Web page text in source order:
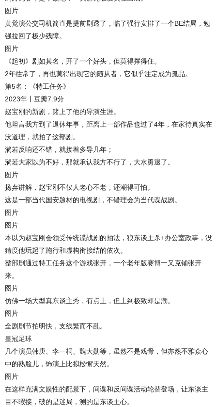
图片
黄觉演公交司机简直是提前剧透了，临了强行安排了一个BE结局，勉
强拉回了极少残障。
图片
《起初》剧如其名，开了一个好头，但莫得撑得住。
2年往常了，再也莫得出现它的随从者，它似乎注定成为孤品。
第5名：《特工任务》
2023年丨豆瓣7.9分
赵宝刚的新剧，赌上了他的导演生涯。
他坦言我方到了退休年事，距离上一部作品也过了4年，在家待真实在
没道理，就拍了这部剧。
淌若反响还不错，就接着多导几年；
淌若大家以为不好，那就承认我方不行了，大水勇退了。
图片
扬弃讲解，赵宝刚不仅人老心不老，还潮得可怕。
这是一部当代国安题材的电视剧，不错理会为当代谍战剧。
图片
图片
本以为赵宝刚会领受传统谍战剧的拍法，狼东谈主杀+办公室政事，没
猜度他玩起了施行和虚构衔接结的依次。
整部剧通过特工任务这个游戏张开，一个老年版赛博一又克铺张开
来。
图片
仿佛一场大型真东谈主秀，有点土，但土到极致即是潮。
图片
全剧剧节拍明快，支线繁而不乱。
皇冠足球
几个演员韩庚、李一桐、魏大勋等，虽然不是戏骨，但亦然不雅众心
中的熟脸儿，饰演上比拟松懈天然。
图片
在这样充满文娱性的配景下，间谍和反间谍活动轮替登场，让东谈主
目不暇接，破的是迷局，测的是东谈主心。